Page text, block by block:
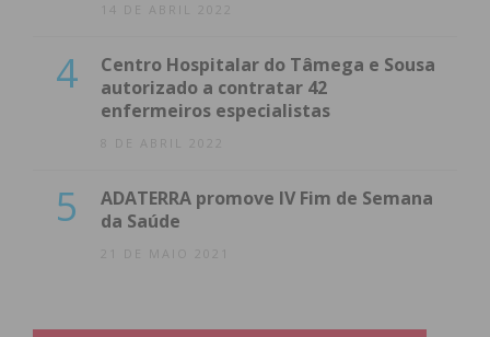
14 DE ABRIL 2022
4
Centro Hospitalar do Tâmega e Sousa
autorizado a contratar 42
enfermeiros especialistas
8 DE ABRIL 2022
5
ADATERRA promove IV Fim de Semana
da Saúde
21 DE MAIO 2021